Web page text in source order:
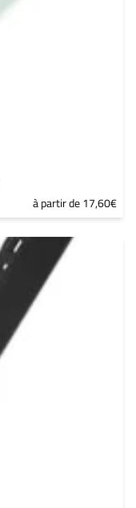
à partir de 17,60€